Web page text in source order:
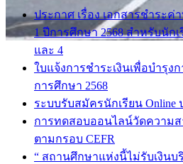
ประกาศ เรื่อง เอกสารชำระ
1 ปีการศึกษา 2568 สำหรับนั
และ 4
ใบแจ้งการชำระเงินเพื่อบำรุง
การศึกษา 2568
ระบบรับสมัครนักเรียน Online
การทดสอบออนไลน์วัดความ
ตามกรอบ CEFR
“ สถานศึกษาแห่งนี้ไม่รับเงินบ